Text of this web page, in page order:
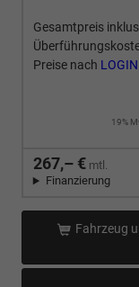
Gesamtpreis
Preise nach LOGIN
19%
267,– € mtl.
Finanzierung
Fahrzeug